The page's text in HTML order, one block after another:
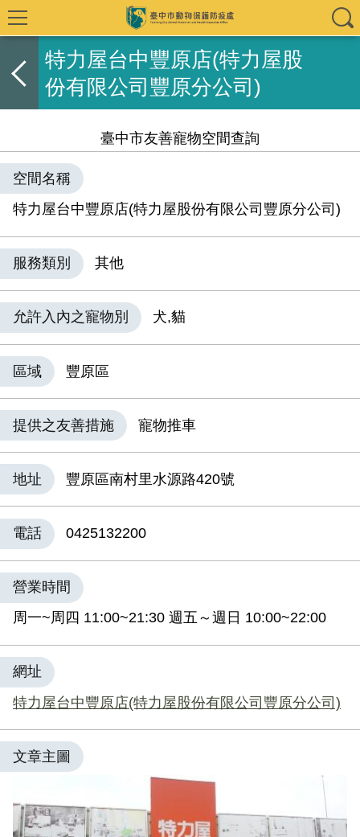
特力屋台中豐原店(特力屋股
份有限公司豐原分公司)
臺中市友善寵物空間查詢
空間名稱
特力屋台中豐原店(特力屋股份有限公司豐原分公司)
服務類別 其他
允許入內之寵物別 犬,貓
區域 豐原區
提供之友善措施 寵物推車
地址 豐原區南村里水源路420號
電話 0425132200
營業時間
周一~周四 11:00~21:30 週五～週日 10:00~22:00
網址
特力屋台中豐原店(特力屋股份有限公司豐原分公司)
文章主圖